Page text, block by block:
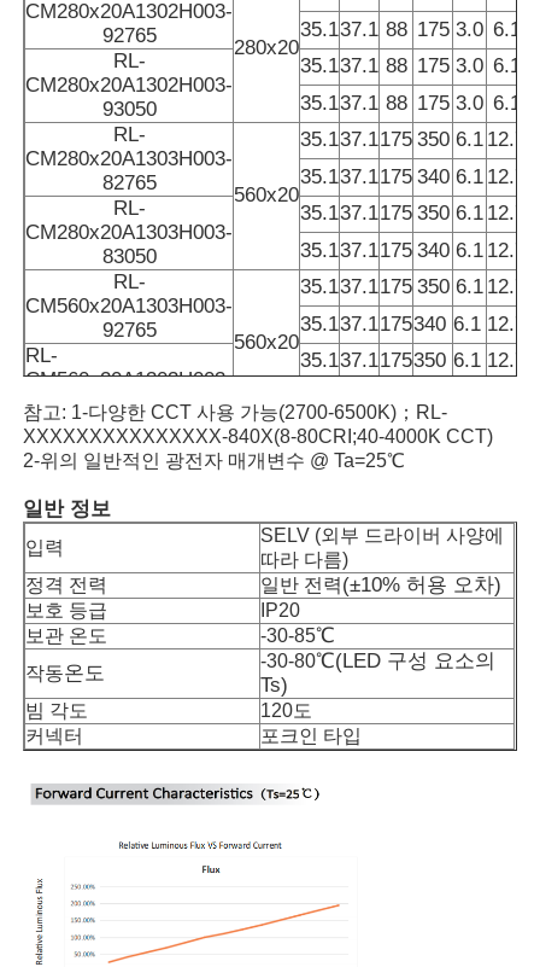
벽 세척기 스트립 라이트
360° LED 조명
3D 네온 빛
맨 LED 스트립
AC은 모듈을 이끌었습니다
DC LED 모듈
대형 네온 조명
미니 벽 세척기
사우나 라이트 바
고효율 LED 스트립
유연한 LED 조명 잎
CM280x20A1302H003-
92765
280x20
35.137.1 88 175 3.0 6.1
RL-
CM280x20A1302H003-
93050
35.137.1 88 175 3.0 6.1
35.137.1 88 175 3.0 6.1
RL-
CM280x20A1303H003-
82765
560x20
35.137.1175 350 6.1 12.7
35.137.1175 340 6.1 12.7
RL-
CM280x20A1303H003-
83050
35.137.1175 350 6.1 12.7
35.137.1175 340 6.1 12.7
RL-
CM560x20A1303H003-
92765
560x20
35.137.1175 350 6.1 12.7
35.137.1175340 6.1 12.7
RL-
CM560x20A1303H003-
93050
35.137.1175350 6.1 12.7
참고: 1-다양한 CCT 사용 가능(2700-6500K)；RL-
XXXXXXXXXXXXXXX-840X(8-80CRI;40-4000K CCT)
2-위의 일반적인 광전자 매개변수 @ Ta=25℃
일반 정보
입력
SELV (외부 드라이버 사양에
따라 다름)
정격 전력
일반 전력(±10% 허용 오차)
보호 등급
IP20
보관 온도
-30-85℃
작동온 도
-30-80℃(LED 구성 요소의
Ts)
빔 각도
120도
커넥터
포크인 타입